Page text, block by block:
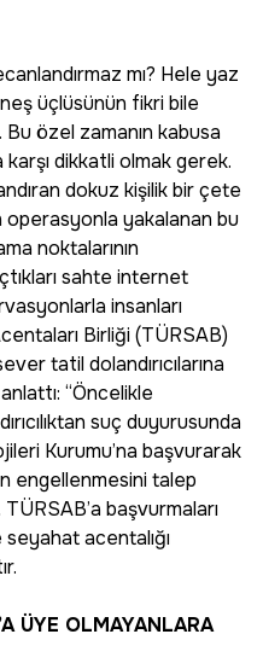
mı? Hele yaz
üçlüsünün fikri bile
özel zamanın kabusa
karşı dikkatli olmak gerek.
dokuz kişilik bir çete
yakalanan bu
noktalarının
sahte internet
insanları
Birliği (TÜRSAB)
tatil dolandırıcılarına
“Öncelikle
suç duyurusunda
Kurumu’na başvurarak
engellenmesini talep
başvurmaları
acentalığı
ÜYE OLMAYANLARA